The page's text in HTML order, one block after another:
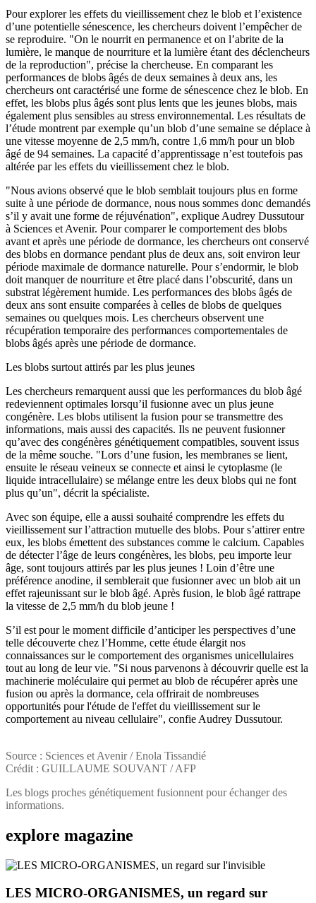
Pour explorer les effets du vieillissement chez le blob et l’existence
d’une potentielle sénescence, les chercheurs doivent l’empêcher de
se reproduire. "On le nourrit en permanence et on l’abrite de la
lumière, le manque de nourriture et la lumière étant des déclencheurs
de la reproduction", précise la chercheuse. En comparant les
performances de blobs âgés de deux semaines à deux ans, les
chercheurs ont caractérisé une forme de sénescence chez le blob. En
effet, les blobs plus âgés sont plus lents que les jeunes blobs, mais
également plus sensibles au stress environnemental. Les résultats de
l’étude montrent par exemple qu’un blob d’une semaine se déplace à
une vitesse moyenne de 2,5 mm/h, contre 1,6 mm/h pour un blob
âgé de 94 semaines. La capacité d’apprentissage n’est toutefois pas
altérée par les effets du vieillissement chez le blob.
"Nous avions observé que le blob semblait toujours plus en forme
suite à une période de dormance, nous nous sommes donc demandés
s’il y avait une forme de réjuvénation", explique Audrey Dussutour
à Sciences et Avenir. Pour comparer le comportement des blobs
avant et après une période de dormance, les chercheurs ont conservé
des blobs en dormance pendant plus de deux ans, soit environ leur
période maximale de dormance naturelle. Pour s’endormir, le blob
doit manquer de nourriture et être placé dans l’obscurité, dans un
substrat légèrement humide. Les performances des blobs âgés de
deux ans sont ensuite comparées à celles de blobs de quelques
semaines ou quelques mois. Les chercheurs observent une
récupération temporaire des performances comportementales de
blobs âgés après une période de dormance.
Les blobs surtout attirés par les plus jeunes
Les chercheurs remarquent aussi que les performances du blob âgé
redeviennent optimales lorsqu’il fusionne avec un plus jeune
congénère. Les blobs utilisent la fusion pour se transmettre des
informations, mais aussi des capacités. Ils ne peuvent fusionner
qu’avec des congénères génétiquement compatibles, souvent issus
de la même souche. "Lors d’une fusion, les membranes se lient,
ensuite le réseau veineux se connecte et ainsi le cytoplasme (le
liquide intracellulaire) se mélange entre les deux blobs qui ne font
plus qu’un", décrit la spécialiste.
Avec son équipe, elle a aussi souhaité comprendre les effets du
vieillissement sur l’attraction mutuelle des blobs. Pour s’attirer entre
eux, les blobs émettent des substances comme le calcium. Capables
de détecter l’âge de leurs congénères, les blobs, peu importe leur
âge, sont toujours attirés par les plus jeunes ! Loin d’être une
préférence anodine, il semblerait que fusionner avec un blob ait un
effet rajeunissant sur le blob âgé. Après fusion, le blob âgé rattrape
la vitesse de 2,5 mm/h du blob jeune !
S’il est pour le moment difficile d’anticiper les perspectives d’une
telle découverte chez l’Homme, cette étude élargit nos
connaissances sur le comportement des organismes unicellulaires
tout au long de leur vie. "Si nous parvenons à découvrir quelle est la
machinerie moléculaire qui permet au blob de récupérer après une
fusion ou après la dormance, cela offrirait de nombreuses
opportunités pour l'étude de l'effet du vieillissement sur le
comportement au niveau cellulaire", confie Audrey Dussutour.
Source : Sciences et Avenir / Enola Tissandié
Crédit : GUILLAUME SOUVANT / AFP
Les blogs proches génétiquement fusionnent pour échanger des
informations.
explore magazine
LES MICRO-ORGANISMES, un regard sur